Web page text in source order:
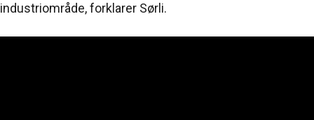
industriområde, forklarer Sørli.